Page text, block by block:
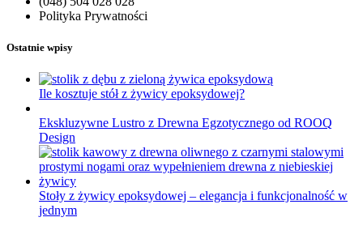
Polityka Prywatności
Ostatnie wpisy
Ile kosztuje stół z żywicy epoksydowej?
Ekskluzywne Lustro z Drewna Egzotycznego od ROOQ
Design
Stoły z żywicy epoksydowej – elegancja i funkcjonalność w
jednym